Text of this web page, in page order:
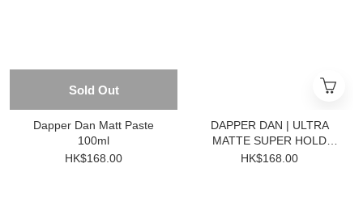
Sold Out
Dapper Dan Matt Paste
100ml
HK$168.00
DAPPER DAN | ULTRA
MATTE SUPER HOLD
CLAY 100ml
HK$168.00